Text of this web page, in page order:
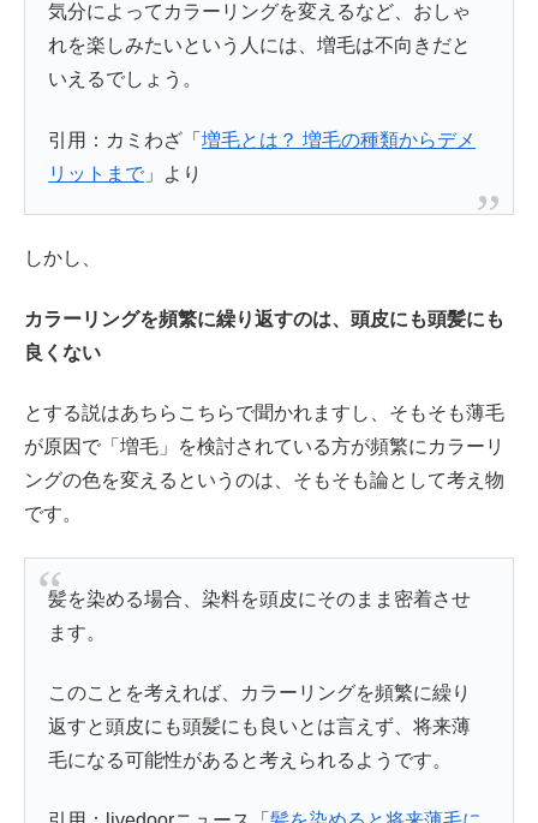
気分によってカラーリングを変えるなど、おしゃ
れを楽しみたいという人には、増毛は不向きだと
いえるでしょう。
引用：カミわざ「増毛とは？ 増毛の種類からデメ
リットまで」より
しかし、
カラーリングを頻繁に繰り返すのは、頭皮にも頭髪にも
良くない
とする説はあちらこちらで聞かれますし、そもそも薄毛
が原因で「増毛」を検討されている方が頻繁にカラーリ
ングの色を変えるというのは、そもそも論として考え物
です。
髪を染める場合、染料を頭皮にそのまま密着させ
ます。
このことを考えれば、カラーリングを頻繁に繰り
返すと頭皮にも頭髪にも良いとは言えず、将来薄
毛になる可能性があると考えられるようです。